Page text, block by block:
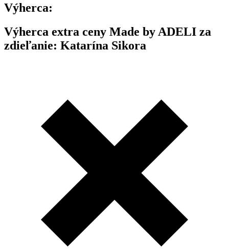
Výherca:
Výherca extra ceny Made by ADELI za
zdieľanie: Katarína Sikora